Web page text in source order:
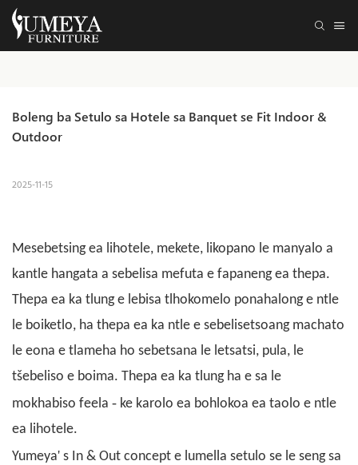
Boleng ba Setulo sa Hotele sa Banquet se Fit Indoor &
Outdoor
2025-11-15
Mesebetsing ea lihotele, mekete, likopano le manyalo a
kantle hangata a sebelisa mefuta e fapaneng ea thepa.
Thepa ea ka tlung e lebisa tlhokomelo ponahalong e ntle
le boiketlo, ha thepa ea ka ntle e sebelisetsoang machato
le eona e tlameha ho sebetsana le letsatsi, pula, le
tšebeliso e boima. Thepa ea ka tlung ha e sa le
mokhabiso feela - ke karolo ea bohlokoa ea taolo e ntle
ea lihotele.
Yumeya' s In & Out concept e lumella setulo se le seng sa